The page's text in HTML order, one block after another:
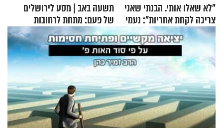
"לא שאלו אותי. הבנתי שאני
צריכה לקחת אחריות": נעמי
בנט בריאיון אישי
תשעה באב | מסע לירושלים
של פעם: מתחת לרחובות
ירושלים